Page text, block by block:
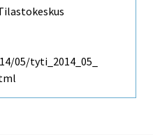
tyti_2014_05_